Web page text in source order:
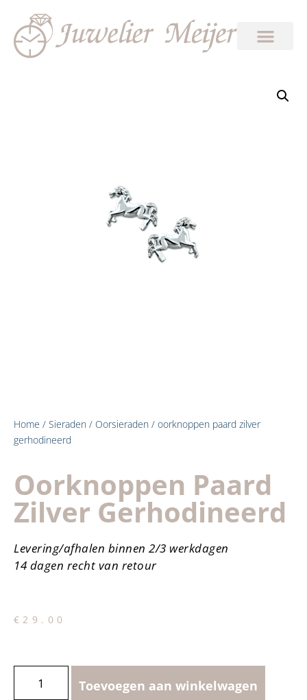
Home / Sieraden / Oorsieraden / oorknoppen paard zilver
gerhodineerd
Oorknoppen Paard
Zilver Gerhodineerd
Levering/afhalen binnen 2/3 werkdagen
14 dagen recht van retour
€ 29.00
Toevoegen aan winkelwagen